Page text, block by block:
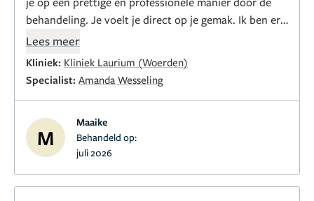
behandeling. Je voelt je direct op je gemak. Ik ben erg
tevreden en kijk uit naar het eindresultaat.
Lees meer
Kliniek: Kliniek Laurium (Woerden)
Specialist: Amanda Wesseling
M
Maaike
Behandeld op:
juli 2026